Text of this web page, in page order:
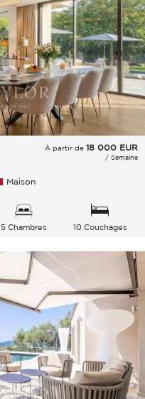
À partir de 18 000 EUR
/ Semaine
Maison
5 Chambres 10 Couchages